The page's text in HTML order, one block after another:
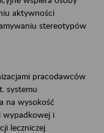
aktywności
stereotypów
pracodawców
systemu
na wysokość
wypadkowej i
leczniczej